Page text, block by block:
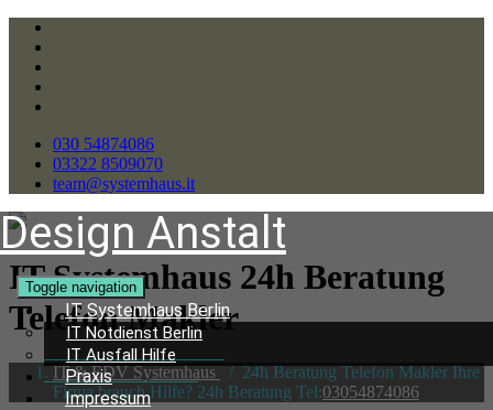
030 54874086
03322 8509070
team@systemhaus.it
Design Anstalt
Toggle navigation
IT Systemhaus Berlin
IT Notdienst Berlin
IT Ausfall Hilfe
Praxis
Impressum
IT Systemhaus 24h Beratung
Telefon Makler
IT & EDV Systemhaus/24h Beratung Telefon Makler Ihre
Firma brauch Hilfe? 24h Beratung Tel:03054874086